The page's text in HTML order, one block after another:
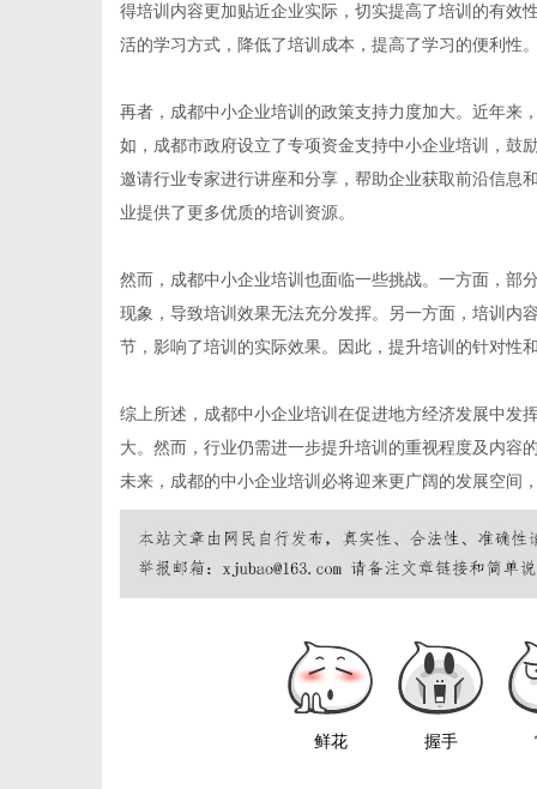
得培训内容更加贴近企业实际，切实提高了培训的有效
活的学习方式，降低了培训成本，提高了学习的便利性
再者，成都中小企业培训的政策支持力度加大。近年来
如，成都市政府设立了专项资金支持中小企业培训，鼓
邀请行业专家进行讲座和分享，帮助企业获取前沿信息
业提供了更多优质的培训资源。
然而，成都中小企业培训也面临一些挑战。一方面，部
现象，导致培训效果无法充分发挥。另一方面，培训内
节，影响了培训的实际效果。因此，提升培训的针对性
综上所述，成都中小企业培训在促进地方经济发展中发
大。然而，行业仍需进一步提升培训的重视程度及内容
未来，成都的中小企业培训必将迎来更广阔的发展空间
鲜花 握手